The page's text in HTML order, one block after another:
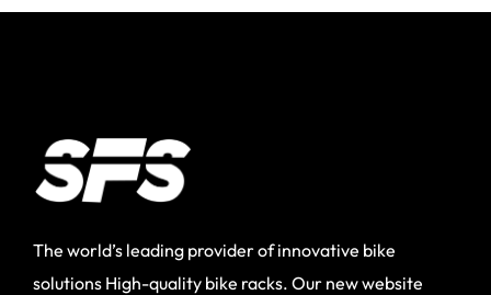
The world’s leading provider of innovative bike
solutions High-quality bike racks. Our new website